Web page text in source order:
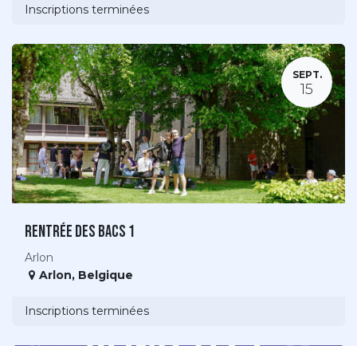
Inscriptions terminées
SEPT.
15
Rentrée des bacs 1
Arlon
Arlon, Belgique
Inscriptions terminées